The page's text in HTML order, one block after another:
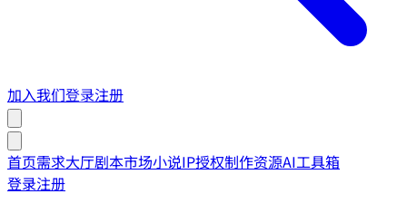
加入我们登录注册
首页需求大厅剧本市场小说IP授权制作资源AI工具箱
登录注册